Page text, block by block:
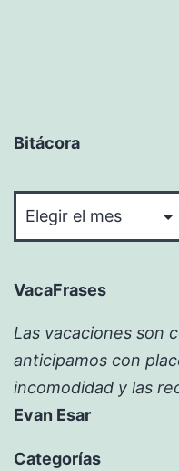
Bitácora
VacaFrases
Las vacaciones son
anticipamos con
incomodidad y las
Evan Esar
Categorías